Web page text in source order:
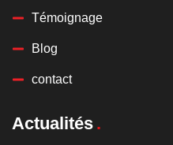
Témoignage
Blog
contact
Actualités